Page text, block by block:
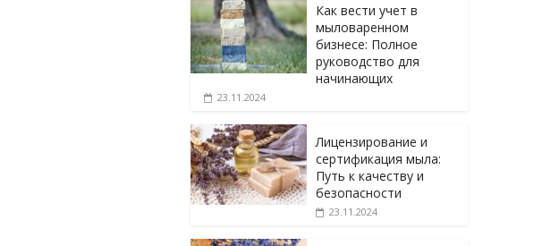
Как вести учет в
мыловаренном
бизнесе: Полное
руководство для
начинающих
23.11.2024
Лицензирование и
сертификация мыла:
Путь к качеству и
безопасности
23.11.2024